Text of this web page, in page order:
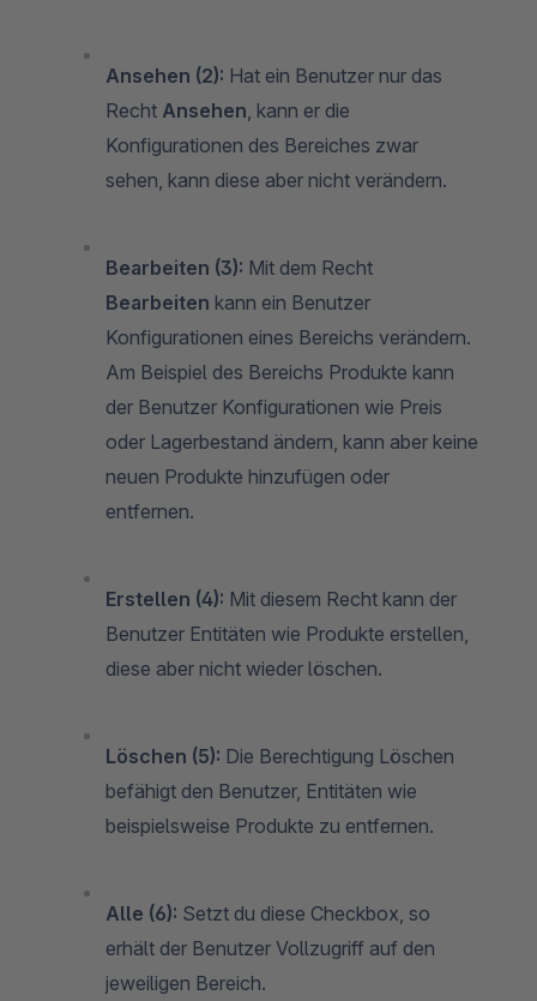
Ansehen (2): Hat ein Benutzer nur das
Recht Ansehen , kann er die
Konfigurationen des Bereiches zwar
sehen, kann diese aber nicht verändern.
Bearbeiten (3): Mit dem Recht
Bearbeiten kann ein Benutzer
Konfigurationen eines Bereichs verändern.
Am Beispiel des Bereichs Produkte kann
der Benutzer Konfigurationen wie Preis
oder Lagerbestand ändern, kann aber keine
neuen Produkte hinzufügen oder
entfernen.
Erstellen (4): Mit diesem Recht kann der
Benutzer Entitäten wie Produkte erstellen,
diese aber nicht wieder löschen.
Löschen (5): Die Berechtigung Löschen
befähigt den Benutzer, Entitäten wie
beispielsweise Produkte zu entfernen.
Alle (6): Setzt du diese Checkbox, so
erhält der Benutzer Vollzugriff auf den
jeweiligen Bereich.